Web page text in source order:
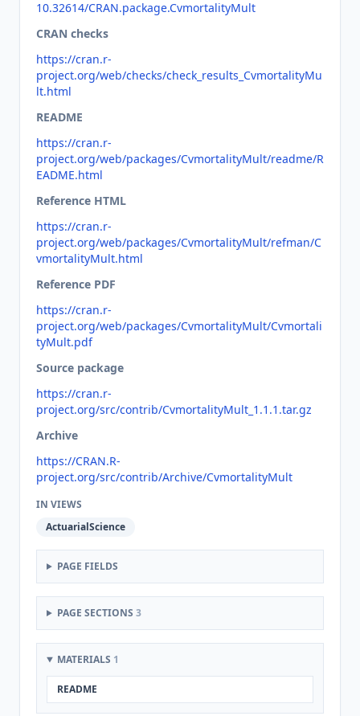
10.32614/CRAN.package.CvmortalityMult
CRAN checks
https://cran.r-
project.org/web/checks/check_results_CvmortalityMu
lt.html
README
https://cran.r-
project.org/web/packages/CvmortalityMult/readme/R
EADME.html
Reference HTML
https://cran.r-
project.org/web/packages/CvmortalityMult/refman/C
vmortalityMult.html
Reference PDF
https://cran.r-
project.org/web/packages/CvmortalityMult/Cvmortali
tyMult.pdf
Source package
https://cran.r-
project.org/src/contrib/CvmortalityMult_1.1.1.tar.gz
Archive
https://CRAN.R-
project.org/src/contrib/Archive/CvmortalityMult
IN VIEWS
ActuarialScience
PAGE FIELDS
PAGE SECTIONS 3
MATERIALS 1
README